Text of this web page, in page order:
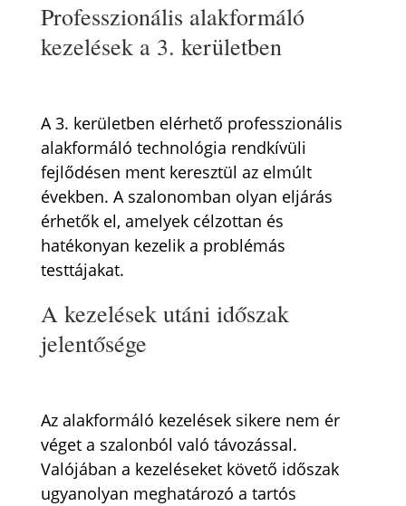
Professzionális alakformáló
kezelések a 3. kerületben
A 3. kerületben elérhető professzionális
alakformáló technológia rendkívüli
fejlődésen ment keresztül az elmúlt
években. A szalonomban olyan eljárás
érhetők el, amelyek célzottan és
hatékonyan kezelik a problémás
testtájakat.
A kezelések utáni időszak
jelentősége
Az alakformáló kezelések sikere nem ér
véget a szalonból való távozással.
Valójában a kezeléseket követő időszak
ugyanolyan meghatározó a tartós